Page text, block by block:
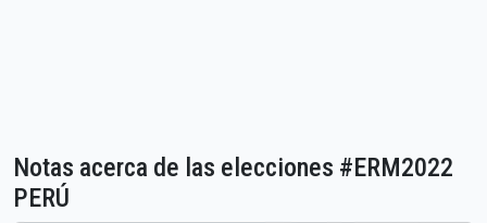
Notas acerca de las elecciones #ERM2022
PERÚ